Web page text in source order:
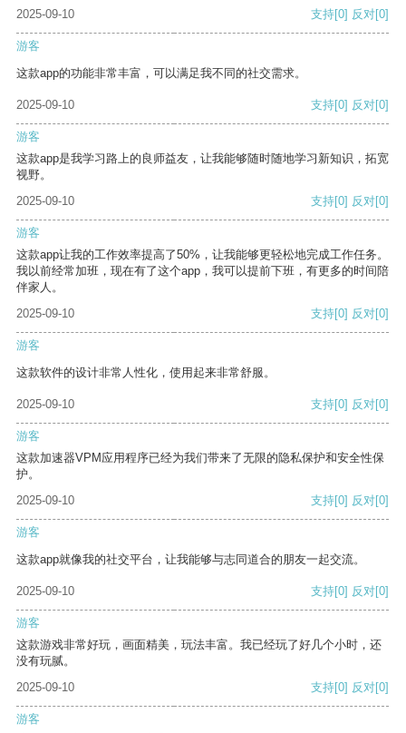
2025-09-10 支持[0] 反对[0]
游客
这款app的功能非常丰富，可以满足我不同的社交需求。
2025-09-10 支持[0] 反对[0]
游客
这款app是我学习路上的良师益友，让我能够随时随地学习新知识，拓宽
视野。
2025-09-10
支持[0] 反对[0]
游客
这款app让我的工作效率提高了50%，让我能够更轻松地完成工作任务。
我以前经常加班，现在有了这个app，我可以提前下班，有更多的时间陪
伴家人。
2025-09-10
支持[0] 反对[0]
游客
这款软件的设计非常人性化，使用起来非常舒服。
2025-09-10 支持[0] 反对[0]
游客
这款加速器VPM应用程序已经为我们带来了无限的隐私保护和安全性保
护。
2025-09-10
支持[0] 反对[0]
游客
这款app就像我的社交平台，让我能够与志同道合的朋友一起交流。
2025-09-10 支持[0] 反对[0]
游客
这款游戏非常好玩，画面精美，玩法丰富。我已经玩了好几个小时，还
没有玩腻。
2025-09-10
支持[0] 反对[0]
游客